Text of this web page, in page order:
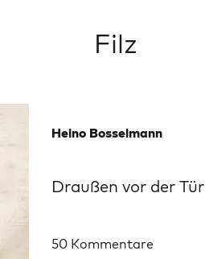
Filz
Heino Bosselmann
Draußen vor der Tür
50 Kommentare